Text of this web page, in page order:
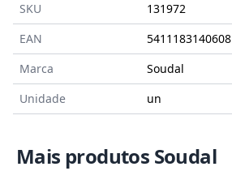
SKU
131972
EAN
5411183140608
Marca
Soudal
Unidade
un
Mais produtos Soudal